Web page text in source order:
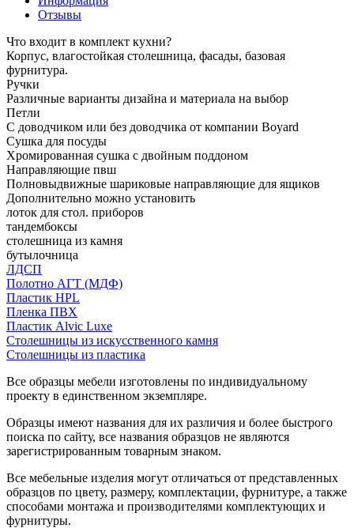
Отзывы
Что входит в комплект кухни?
Корпус, влагостойкая столешница, фасады, базовая
фурнитура.
Ручки
Различные варианты дизайна и материала на выбор
Петли
С доводчиком или без доводчика от компании Boyard
Сушка для посуды
Хромированная сушка с двойным поддоном
Направляющие пвш
Полновыдвижные шариковые направляющие для ящиков
Дополнительно можно установить
лоток для стол. приборов
тандембоксы
столешница из камня
бутылочница
ЛДСП
Полотно АГТ (МДФ)
Пластик HPL
Пленка ПВХ
Пластик Alvic Luxe
Столешницы из искусственного камня
Столешницы из пластика
Все образцы мебели изготовлены по индивидуальному
проекту в единственном экземпляре.
Образцы имеют названия для их различия и более быстрого
поиска по сайту, все названия образцов не являются
зарегистрированным товарным знаком.
Все мебельные изделия могут отличаться от представленных
образцов по цвету, размеру, комплектации, фурнитуре, а также
способами монтажа и производителями комплектующих и
фурнитуры.